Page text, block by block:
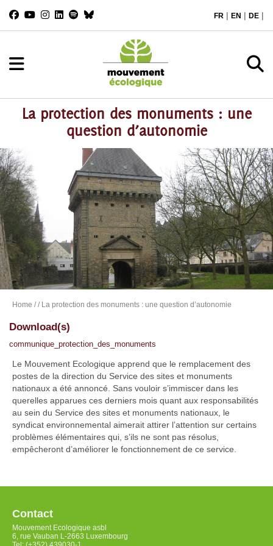
FR | EN | DE |
La protection des monuments : une
question d’autonomie
Home // La protection des monuments : une question d’autonomie
Download(s)
communique_protection_des_monuments
Le Mouvement Ecologique apprend que le remplacement des
postes de la direction du Service des sites et monuments
nationaux a été annoncé. Sans vouloir s’immiscer dans les
querelles apparues ces derniers mois quant aux responsabilités
au sein du Service des sites et monuments nationaux, le
syndicat environnemental aimerait attirer l’attention sur certains
problèmes élémentaires qui, s’ils ne sont pas résolus,
empêcheront d’améliorer le fonctionnement de ce service.
Contact
Mouvement Ecologique asbl
6, rue Vauban L-2663 Luxembourg